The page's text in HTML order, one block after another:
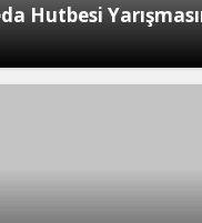
Hutbesi